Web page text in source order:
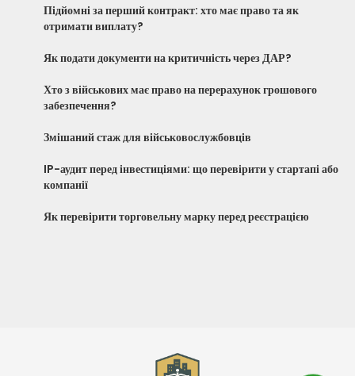
Підйомні за перший контракт: хто має право та як
отримати виплату?
Як подати документи на критичність через ДАР?
Хто з військових має право на перерахунок грошового
забезпечення?
Змішаний стаж для військовослужбовців
IP-аудит перед інвестиціями: що перевірити у стартапі або
компанії
Як перевірити торговельну марку перед реєстрацією